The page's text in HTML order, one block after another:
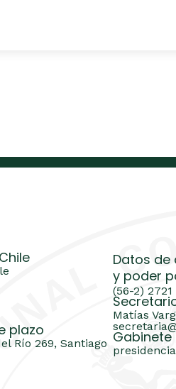
plazo
Río 269, Santiago
Datos
y poder
(56-2)
Matías
Gabinete